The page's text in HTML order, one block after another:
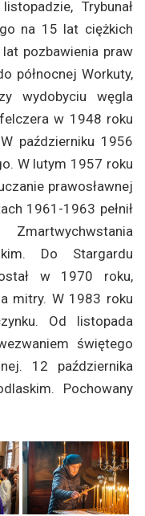
Trybunał
na 15 lat ciężkich
pozbawienia praw
północnej Workuty,
wydobyciu węgla
w 1948 roku
październiku 1956
W lutym 1957 roku
prawosławnej
1961-1963 pełnił
Do Stargardu
w 1970 roku,
mitry. W 1983 roku
Od listopada
świętego
12 października
Pochowany